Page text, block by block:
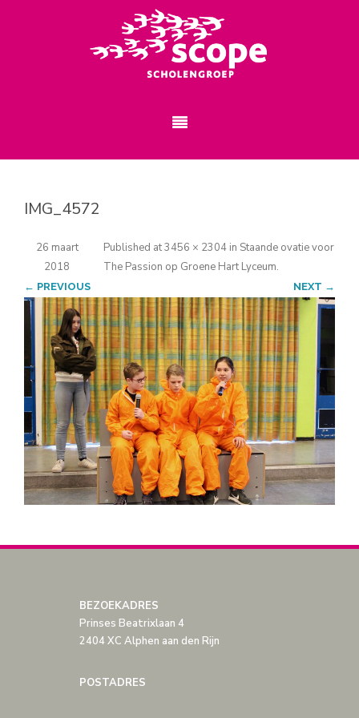
IMG_4572
Published
26 maart
2018
at3456 × 2304 in Staande ovatie voor
The Passion op Groene Hart Lyceum.
← PREVIOUS NEXT →
BEZOEKADRES
Prinses Beatrixlaan 4
2404 XC Alphen aan den Rijn
POSTADRES